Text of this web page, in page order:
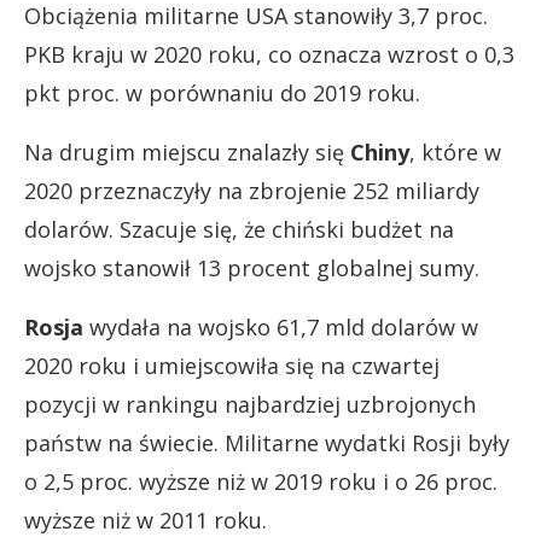
Obciążenia militarne USA stanowiły 3,7 proc.
PKB kraju w 2020 roku, co oznacza wzrost o 0,3
pkt proc. w porównaniu do 2019 roku.
Na drugim miejscu znalazły się Chiny, które w
2020 przeznaczyły na zbrojenie 252 miliardy
dolarów. Szacuje się, że chiński budżet na
wojsko stanowił 13 procent globalnej sumy.
Rosja wydała na wojsko 61,7 mld dolarów w
2020 roku i umiejscowiła się na czwartej
pozycji w rankingu najbardziej uzbrojonych
państw na świecie. Militarne wydatki Rosji były
o 2,5 proc. wyższe niż w 2019 roku i o 26 proc.
wyższe niż w 2011 roku.